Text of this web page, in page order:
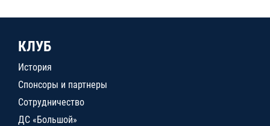
КЛУБ
История
Спонсоры и партнеры
Сотрудничество
ДС «Большой»